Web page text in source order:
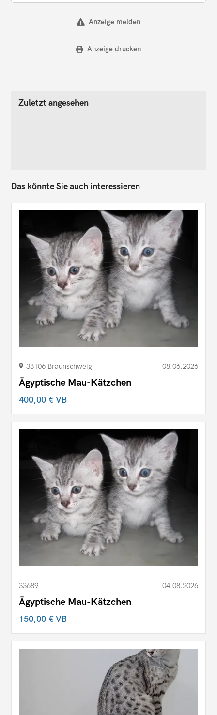
Anzeige melden
Anzeige drucken
Zuletzt angesehen
Das könnte Sie auch interessieren
38106 Braunschweig 08.06.2026
Ägyptische Mau-Kätzchen
400,00 €VB
33689 04.08.2026
Ägyptische Mau-Kätzchen
150,00 €VB